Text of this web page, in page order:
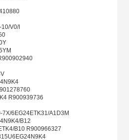
V0/I
R900939736
6EG24ETK31/A1D3M
B12
B10 R900966327